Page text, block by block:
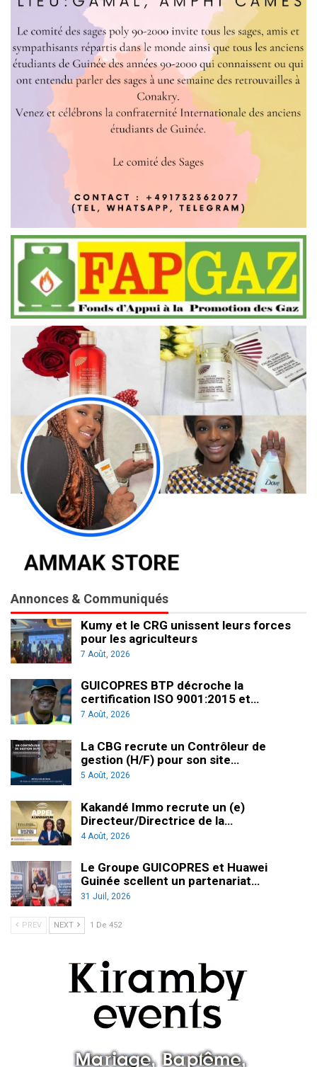
Annonces & Communiqués
Kumy et le CRG unissent leurs forces
pour les agriculteurs
7 Août, 2026
GUICOPRES BTP décroche la
certification ISO 9001:2015 et…
7 Août, 2026
La CBG recrute un Contrôleur de
gestion (H/F) pour son site…
5 Août, 2026
Kakandé Immo recrute un (e)
Directeur/Directrice de la…
4 Août, 2026
Le Groupe GUICOPRES et Huawei
Guinée scellent un partenariat…
31 Juil, 2026
PREV NEXT 1 De 452